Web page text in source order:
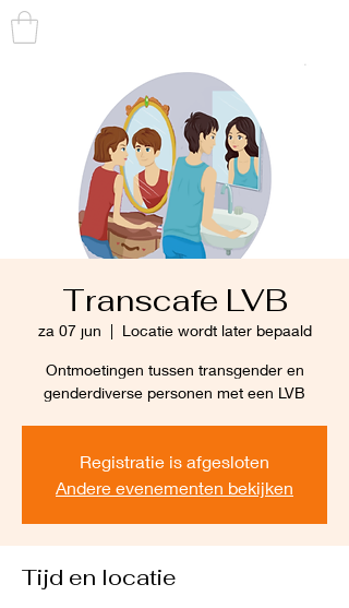
Transcafe LVB
za 07 jun
  |
Locatie wordt later bepaald
Ontmoetingen tussen transgender en
genderdiverse personen met een LVB
Registratie is afgesloten
Andere evenementen bekijken
Tijd en locatie